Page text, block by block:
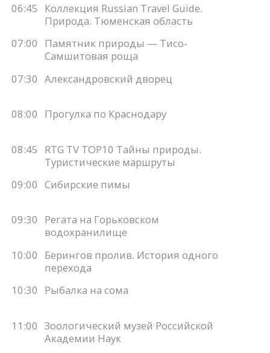
06:45
Коллекция Russian Travel Guide.
Природа. Тюменская область
07:00
Памятник природы — Тисо-
Самшитовая роща
07:30 Александровский дворец
08:00 Прогулка по Краснодару
08:45
RTG TV TOP10 Тайны природы.
Туристические маршруты
09:00 Сибирские пимы
09:30
Регата на Горьковском
водохранилище
10:00
Берингов пролив. История одного
перехода
10:30
Рыбалка на сома
11:00 Зоологический музей Российской
Академии Наук